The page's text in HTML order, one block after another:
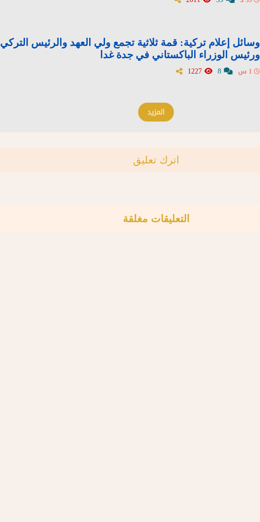
وسائل إعلام تركية: قمة ثلاثية تجمع ولي العهد والرئيس التركي
ورئيس الوزراء الباكستاني في جدة غدا
المزيد
اترك تعليق
التعليقات مغلقة